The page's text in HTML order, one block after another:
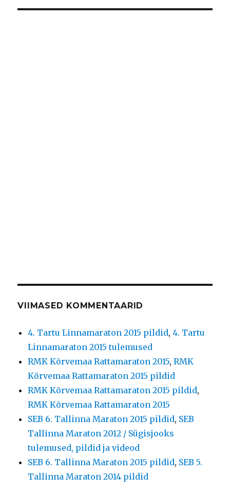
VIIMASED KOMMENTAARID
4. Tartu Linnamaraton 2015 pildid,4. Tartu
Linnamaraton 2015 tulemused
RMK Kõrvemaa Rattamaraton 2015,RMK
Kõrvemaa Rattamaraton 2015 pildid
RMK Kõrvemaa Rattamaraton 2015 pildid,
RMK Kõrvemaa Rattamaraton 2015
SEB 6. Tallinna Maraton 2015 pildid, SEB
Tallinna Maraton 2012 / Sügisjooks
tulemused, pildid ja videod
SEB 6. Tallinna Maraton 2015 pildid, SEB 5.
Tallinna Maraton 2014 pildid